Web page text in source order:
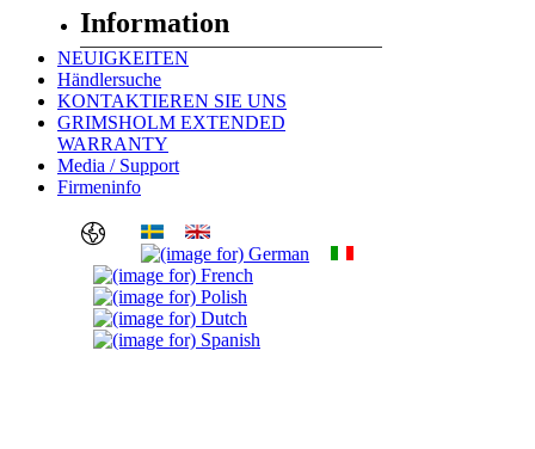
Information
NEUIGKEITEN
Händlersuche
KONTAKTIEREN SIE UNS
GRIMSHOLM EXTENDED
WARRANTY
Media / Support
Firmeninfo